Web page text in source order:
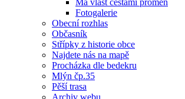
Má vlast cestami proměn
Fotogalerie
Obecní rozhlas
Občasník
Střípky z historie obce
Najdete nás na mapě
Procházka dle bedekru
Mlýn čp.35
Pěší trasa
Archiv webu